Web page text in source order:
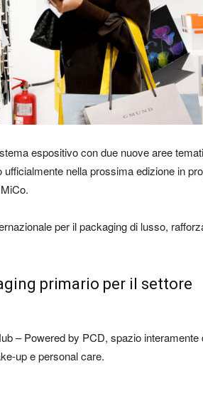
espositivo con due nuove aree
nella prossima edizione in
per il packaging di lusso,
primario per il settore
– Powered by PCD, spazio interamente
up e personal care.